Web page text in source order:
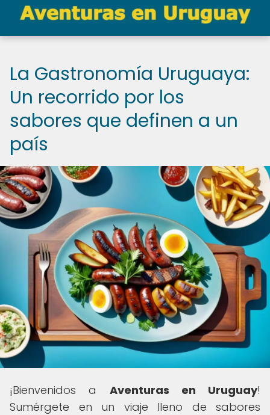
La Gastronomía Uruguaya:
Un recorrido por los
sabores que definen a un
país
¡Bienvenidos a Aventuras en Uruguay!
Sumérgete en un viaje lleno de sabores